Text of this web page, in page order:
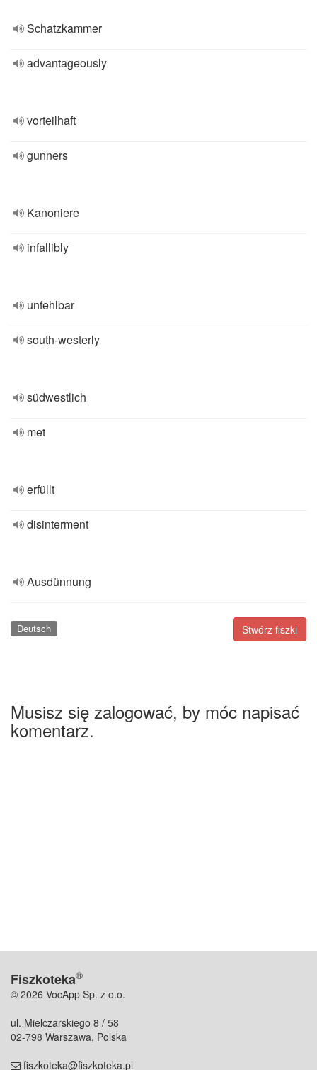
Schatzkammer
advantageously
vorteilhaft
gunners
Kanoniere
infallibly
unfehlbar
south-westerly
südwestlich
met
erfüllt
disinterment
Ausdünnung
Stwórz fiszki
Deutsch
Musisz się zalogować, by móc napisać
komentarz.
Fiszkoteka®
© 2026 VocApp Sp. z o.o.
ul. Mielczarskiego 8 / 58
02-798 Warszawa, Polska
fiszkoteka@fiszkoteka.pl